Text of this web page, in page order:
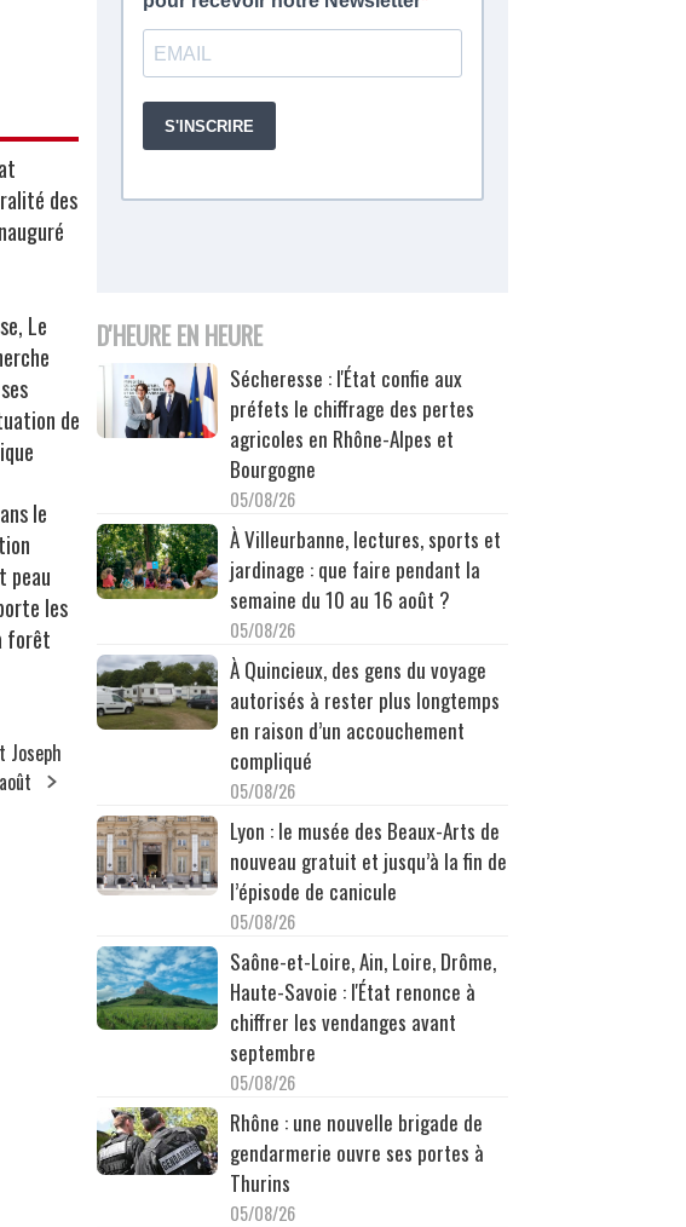
des
Le
de
le
peau
les
forêt
Joseph
D'HEURE EN HEURE
Sécheresse : l'État confie aux
préfets le chiffrage des pertes
agricoles en Rhône-Alpes et
Bourgogne
05/08/26
À Villeurbanne, lectures, sports et
jardinage : que faire pendant la
semaine du 10 au 16 août ?
05/08/26
À Quincieux, des gens du voyage
autorisés à rester plus longtemps
en raison d’un accouchement
compliqué
05/08/26
Lyon : le musée des Beaux-Arts de
nouveau gratuit et jusqu’à la fin de
l’épisode de canicule
05/08/26
Saône-et-Loire, Ain, Loire, Drôme,
Haute-Savoie : l'État renonce à
chiffrer les vendanges avant
septembre
05/08/26
Rhône : une nouvelle brigade de
gendarmerie ouvre ses portes à
Thurins
05/08/26